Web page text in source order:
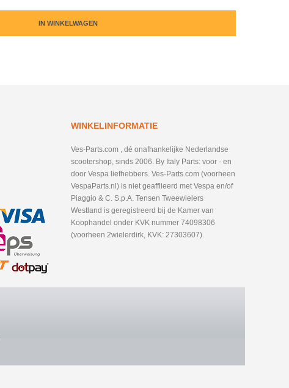
IN WINKELWAGEN
WINKELINFORMATIE
Ves-Parts.com , dé onafhankelijke Nederlandse
scootershop, sinds 2006. By Italy Parts: voor - en
door Vespa liefhebbers. Ves-Parts.com (voorheen
VespaParts.nl) is niet geafflieerd met Vespa en/of
Piaggio & C. S.p.A. Tensen Tweewielers
Westland is geregistreerd bij de Kamer van
Koophandel onder KVK nummer 74098306
(voorheen 2wielerdirk, KVK: 27303607).